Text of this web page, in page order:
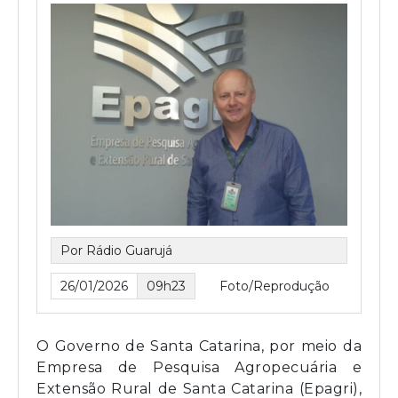
Por Rádio Guarujá
26/01/2026 09h23 Foto/Reprodução
O Governo de Santa Catarina, por meio da
Empresa de Pesquisa Agropecuária e
Extensão Rural de Santa Catarina (Epagri),